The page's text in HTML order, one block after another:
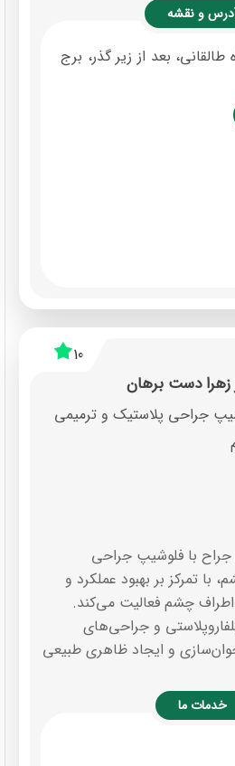
و نقشه
طالقانی، بعد از زیر گذر، برج
10
زهرا دست برهان
جراحی پلاستیک و ترمیمی
جراح با فلوشیپ جراحی
با تمرکز بر بهبود عملکرد و
چشم فعالیت می‌کند.
و جراحی‌های
و ایجاد ظاهری طبیعی
خدمات ما